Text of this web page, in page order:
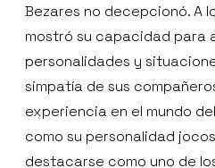
Bezares no decepcionó. A
mostró su capacidad para
personalidades y
simpatía de sus
experiencia en el mundo
como su personalidad
destacarse como uno de